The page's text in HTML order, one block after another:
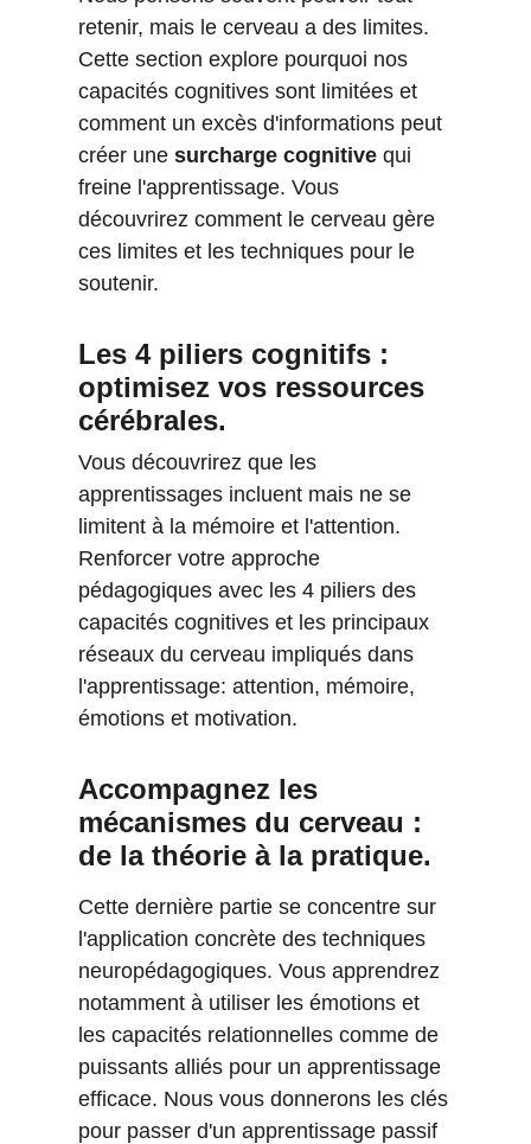
retenir, mais le cerveau a des limites.
Cette section explore pourquoi nos
capacités cognitives sont limitées et
comment un excès d'informations peut
créer une surcharge cognitive qui
freine l'apprentissage. Vous
découvrirez comment le cerveau gère
ces limites et les techniques pour le
soutenir.
Les 4 piliers cognitifs :
optimisez vos ressources
cérébrales.
Vous découvrirez que les
apprentissages incluent mais ne se
limitent à la mémoire et l'attention.
Renforcer votre approche
pédagogiques avec les 4 piliers des
capacités cognitives et les principaux
réseaux du cerveau impliqués dans
l'apprentissage: attention, mémoire,
émotions et motivation.
Accompagnez les
mécanismes du cerveau :
de la théorie à la pratique.
Cette dernière partie se concentre sur
l'application concrète des techniques
neuropédagogiques. Vous apprendrez
notamment à utiliser les émotions et
les capacités relationnelles comme de
puissants alliés pour un apprentissage
efficace. Nous vous donnerons les clés
pour passer d'un apprentissage passif